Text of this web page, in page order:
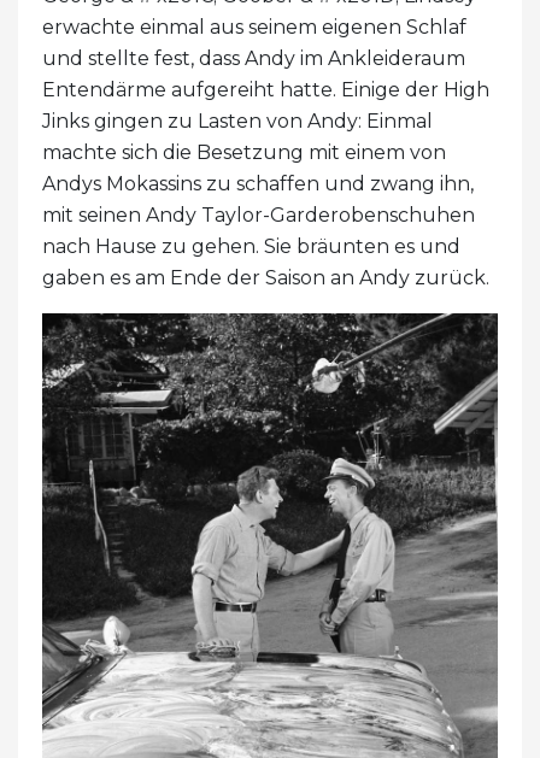
erwachte einmal aus seinem eigenen Schlaf
und stellte fest, dass Andy im Ankleideraum
Entendärme aufgereiht hatte. Einige der High
Jinks gingen zu Lasten von Andy: Einmal
machte sich die Besetzung mit einem von
Andys Mokassins zu schaffen und zwang ihn,
mit seinen Andy Taylor-Garderobenschuhen
nach Hause zu gehen. Sie bräunten es und
gaben es am Ende der Saison an Andy zurück.